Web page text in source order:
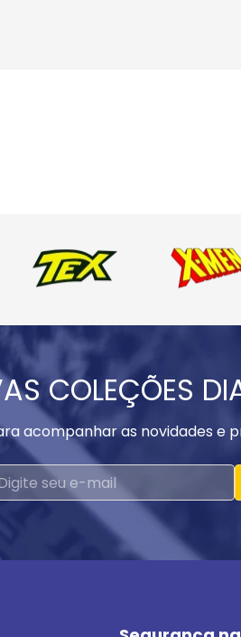
COLEÇÕES
acompanhar as novidades e